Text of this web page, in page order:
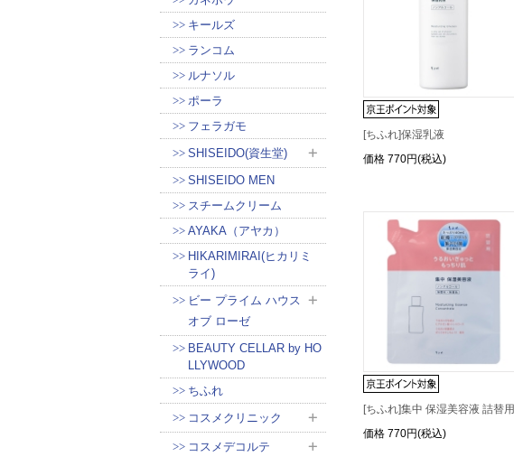
キールズ
ランコム
ルナソル
ポーラ
フェラガモ
SHISEIDO(資生堂)
SHISEIDO MEN
スチームクリーム
AYAKA（アヤカ）
HIKARIMIRAI(ヒカリミ
ライ)
ビー プライム ハウス
オブ ローゼ
BEAUTY CELLAR by HO
LLYWOOD
ちふれ
コスメクリニック
コスメデコルテ
[ちふれ]保湿乳液
価格 770円(税込)
[ちふれ]集中 保湿美容液 詰替用
価格 770円(税込)